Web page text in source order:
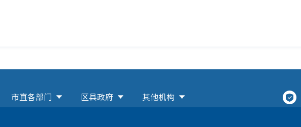
市直各部门 区县政府 其他机构